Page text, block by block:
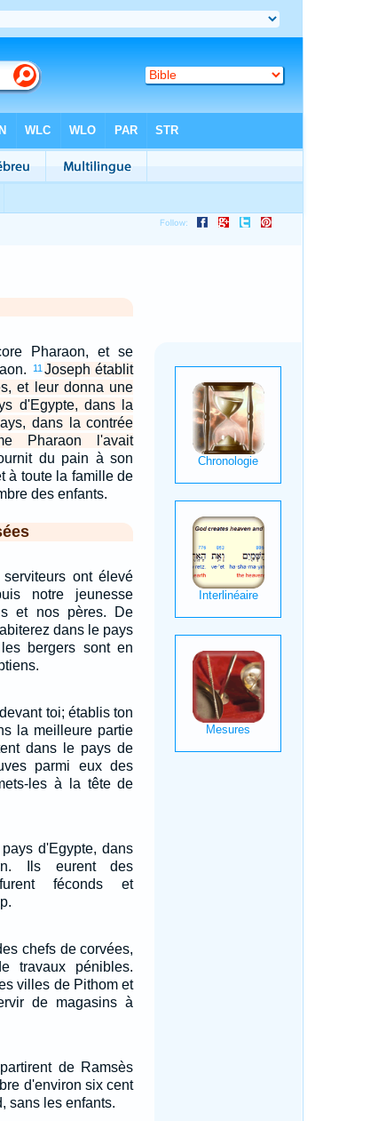
Pharaon, et se
11 Joseph établit
et leur donna une
d'Egypte, dans la
dans la contrée
Pharaon l'avait
du pain à son
à toute la famille de
des enfants.
ont élevé
notre jeunesse
et nos pères. De
dans le pays
bergers sont en
toi; établis ton
la meilleure partie
dans le pays de
parmi eux des
les à la tête de
d'Egypte, dans
Ils eurent des
féconds et
chefs de corvées,
travaux pénibles.
villes de Pithom et
de magasins à
de Ramsès
d'environ six cent
sans les enfants.